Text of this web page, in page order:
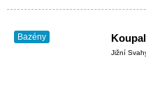
Bazény
Jižní